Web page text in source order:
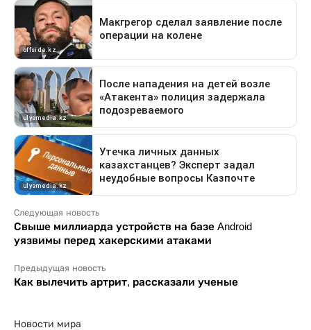
Следующая новость
Свыше миллиарда устройств на базе Android
уязвимы перед хакерскими атаками
Предыдущая новость
Как вылечить артрит, рассказали ученые
Новости мира